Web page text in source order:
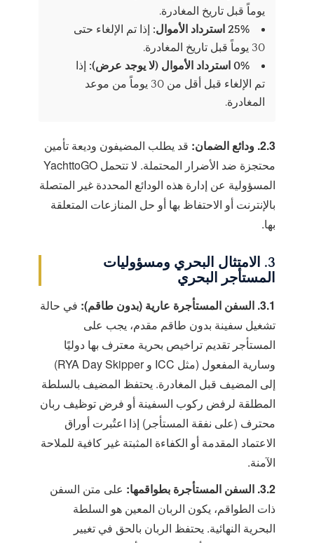
يوماً قبل تاريخ المغادرة.
25% استرداد الأموال:
إذا تم الإلغاء حتى
30 يوماً قبل تاريخ المغادرة.
0% استرداد الأموال (لا يوجد عرض):
إذا
تم الإلغاء قبل أقل من 30 يوماً من موعد
المغادرة.
2.3. ودائع الضمان:
قد يطلب المضيفون وديعة تأمين
محتجزة ضد الأضرار المحتملة. لا تتحمل YachttoGO
المسؤولية عن إدارة هذه الودائع المحددة غير المتصلة
بالإنترنت أو الاحتفاظ بها أو حل المنازعات المتعلقة
بها.
3. الامتثال البحري ومسؤوليات
المستأجر البحري
3.1. السفن المستأجرة عارية (بدون طاقم):
في حالة
تشغيل سفينة بدون طاقم مقدم، يجب على
المستأجر تقديم تراخيص بحرية معترف بها دوليًا
وسارية المفعول (مثل ICC و RYA Day Skipper)
إلى المضيف قبل المغادرة. يحتفظ المضيف بالسلطة
المطلقة لرفض ركوب السفينة أو فرض توظيف ربان
محترف (على نفقة المستأجر) إذا اعتُبرت أوراق
الاعتماد المقدمة أو الكفاءة المثبتة غير كافية للملاحة
الآمنة.
3.2. السفن المستأجرة بطواقمها:
على متن السفن
ذات الطواقم، يكون الربان المعين هو السلطة
البحرية النهائية. يحتفظ الربان بالحق في تغيير